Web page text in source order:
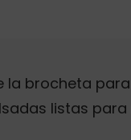
brocheta
listas para